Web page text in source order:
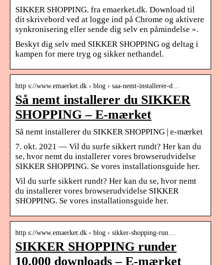
SIKKER SHOPPING. fra emaerket.dk. Download til
dit skrivebord ved at logge ind på Chrome og aktivere
synkronisering eller sende dig selv en påmindelse ».
Beskyt dig selv med SIKKER SHOPPING og deltag i
kampen for mere tryg og sikker nethandel.
http s://www.emaerket.dk › blog › saa-nemt-installerer-d…
Så nemt installerer du SIKKER
SHOPPING – E-mærket
Så nemt installerer du SIKKER SHOPPING | e-mærket
7. okt. 2021 — Vil du surfe sikkert rundt? Her kan du
se, hvor nemt du installerer vores browserudvidelse
SIKKER SHOPPING. Se vores installationsguide her.
Vil du surfe sikkert rundt? Her kan du se, hvor nemt
du installerer vores browserudvidelse SIKKER
SHOPPING. Se vores installationsguide her.
http s://www.emaerket.dk › blog › sikker-shopping-run…
SIKKER SHOPPING runder
10.000 downloads – E-mærket